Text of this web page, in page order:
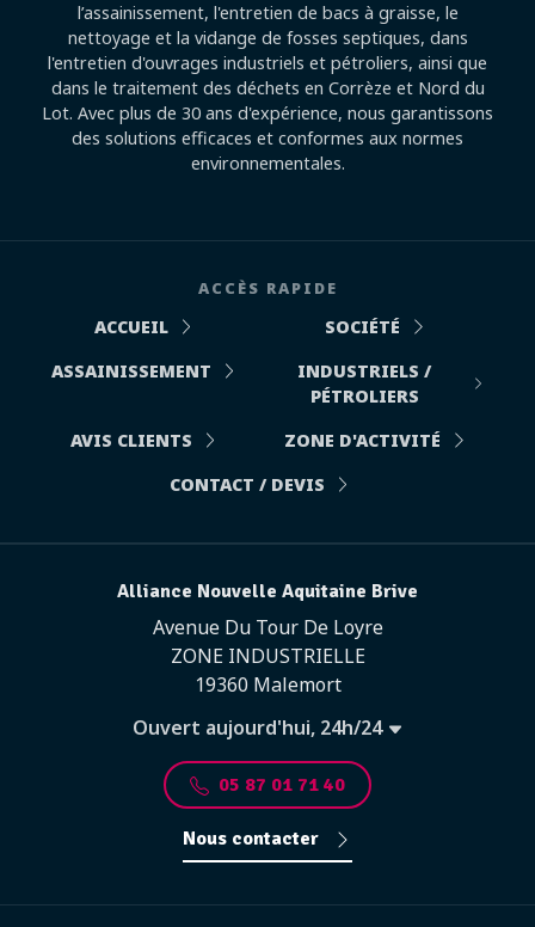
l’assainissement, l'entretien de bacs à graisse, le
nettoyage et la vidange de fosses septiques, dans
l'entretien d'ouvrages industriels et pétroliers, ainsi que
dans le traitement des déchets en Corrèze et Nord du
Lot. Avec plus de 30 ans d'expérience, nous garantissons
des solutions efficaces et conformes aux normes
environnementales.
ACCÈS RAPIDE
ACCUEIL
SOCIÉTÉ
ASSAINISSEMENT
INDUSTRIELS /
PÉTROLIERS
AVIS CLIENTS
ZONE D'ACTIVITÉ
CONTACT / DEVIS
Alliance Nouvelle Aquitaine Brive
Avenue Du Tour De Loyre
ZONE INDUSTRIELLE
19360 Malemort
Ouvert aujourd'hui, 24h/24
05 87 01 71 40
Nous contacter